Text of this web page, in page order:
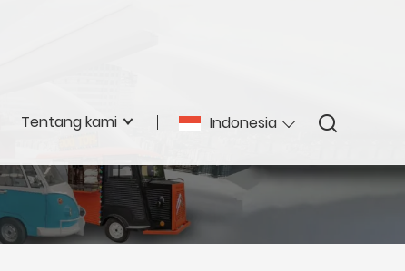
Indonesia
Tentang kami